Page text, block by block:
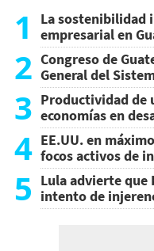
1
La sostenibilidad
empresarial en
2 Congreso de
General del
3 Productividad de
economías en
4 EE.UU. en
focos activos de
5 Lula advierte que
intento de